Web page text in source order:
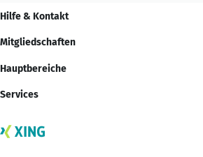
Hilfe & Kontakt
Mitgliedschaften
Hauptbereiche
Services